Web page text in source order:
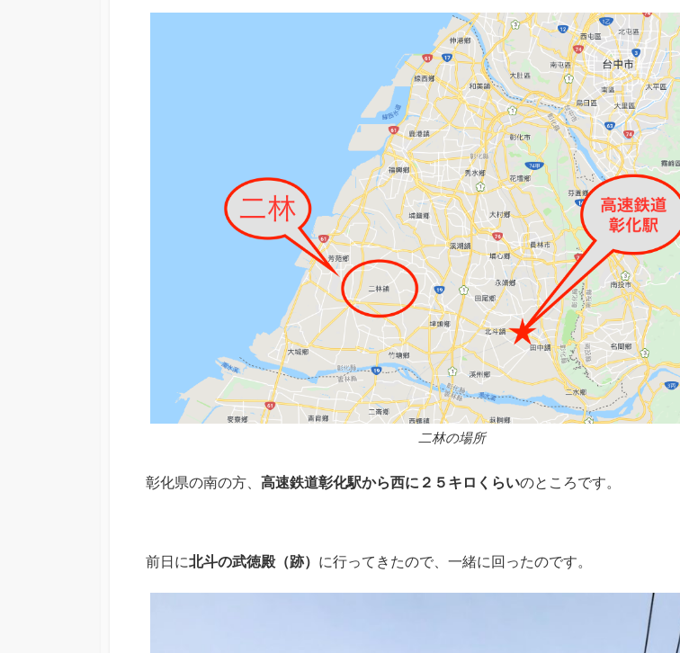
二林の場所
彰化県の南の方、 高速鉄道彰化駅から西に２５キロくらいのところです。
前日に北斗の武徳殿（跡） に行ってきたので、一緒に回ったのです。